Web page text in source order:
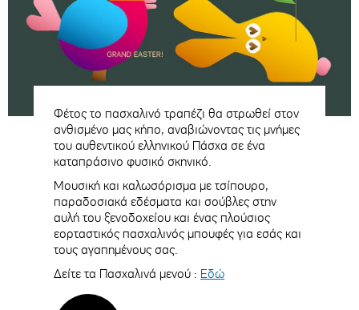
Φέτος τo πασχαλινό τραπέζι θα στρωθεί στον
ανθισμένο μας κήπο, αναβιώνοντας τις μνήμες
του αυθεντικού ελληνικού Πάσχα σε ένα
καταπράσινο φυσικό σκηνικό.
Μουσική και καλωσόρισμα με τσίπουρο,
παραδοσιακά εδέσματα και σούβλες στην
αυλή του ξενοδοχείου και ένας πλούσιος
εορταστικός πασχαλινός μπουφές για εσάς και
τους αγαπημένους σας.
Δείτε τα Πασχαλινά μενού : Εδώ